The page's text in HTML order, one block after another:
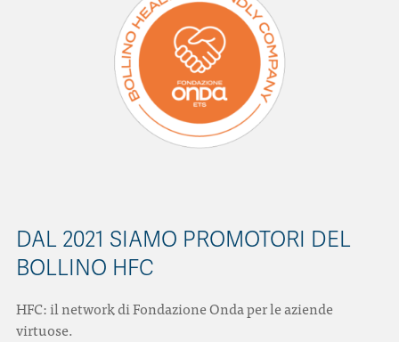
DAL 2021 SIAMO PROMOTORI DEL
BOLLINO HFC
HFC: il network di Fondazione Onda per le aziende
virtuose.